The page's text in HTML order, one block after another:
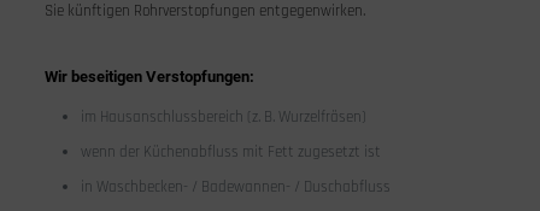
Sie künftigen Rohrverstopfungen entgegenwirken.
Wir beseitigen Verstopfungen:
im Hausanschlussbereich (z. B. Wurzelfräsen)
wenn der Küchenabfluss mit Fett zugesetzt ist
in Waschbecken- / Badewannen- / Duschabfluss